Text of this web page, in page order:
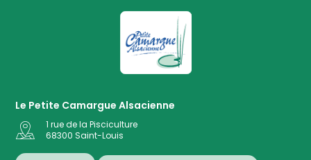
La Petite Camargue
Le Petite Camargue Alsacienne
1 rue de la Pisciculture
68300 Saint-Louis